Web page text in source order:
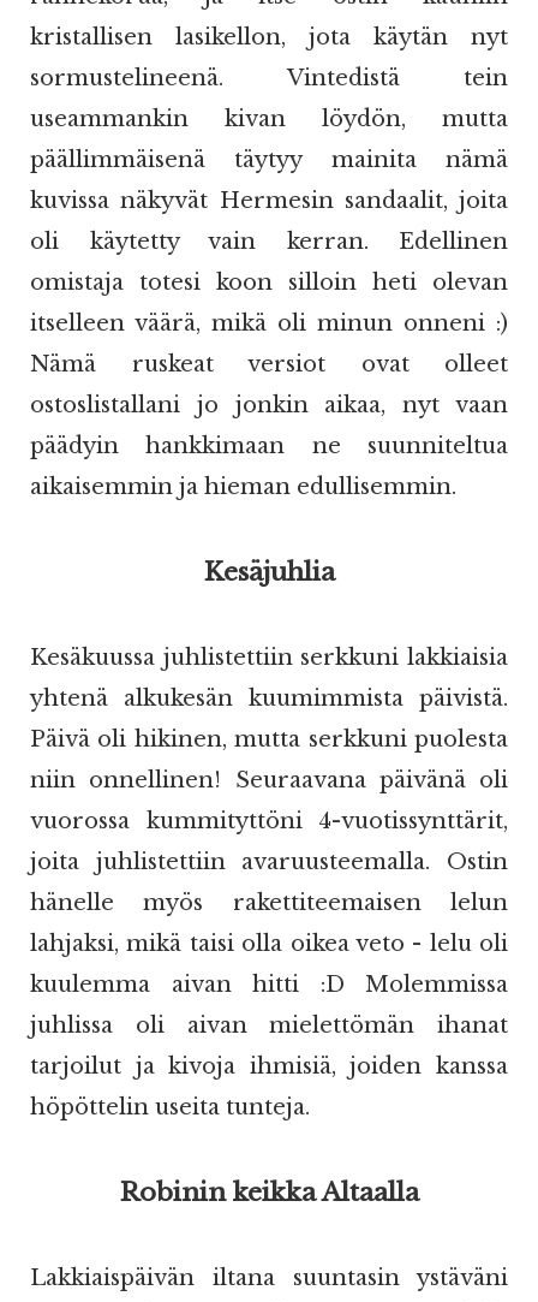
kristallisen lasikellon, jota käytän nyt
sormustelineenä. Vintedistä tein
useammankin kivan löydön, mutta
päällimmäisenä täytyy mainita nämä
kuvissa näkyvät Hermesin sandaalit, joita
oli käytetty vain kerran. Edellinen
omistaja totesi koon silloin heti olevan
itselleen väärä, mikä oli minun onneni :)
Nämä ruskeat versiot ovat olleet
ostoslistallani jo jonkin aikaa, nyt vaan
päädyin hankkimaan ne suunniteltua
aikaisemmin ja hieman edullisemmin.
Kesäjuhlia
Kesäkuussa juhlistettiin serkkuni lakkiaisia
yhtenä alkukesän kuumimmista päivistä.
Päivä oli hikinen, mutta serkkuni puolesta
niin onnellinen! Seuraavana päivänä oli
vuorossa kummityttöni 4-vuotissynttärit,
joita juhlistettiin avaruusteemalla. Ostin
hänelle myös rakettiteemaisen lelun
lahjaksi, mikä taisi olla oikea veto - lelu oli
kuulemma aivan hitti :D Molemmissa
juhlissa oli aivan mielettömän ihanat
tarjoilut ja kivoja ihmisiä, joiden kanssa
höpöttelin useita tunteja.
Robinin keikka Altaalla
Lakkiaispäivän iltana suuntasin ystäväni